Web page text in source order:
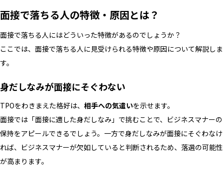
面接で落ちる人の特徴・原因とは？
面接で落ちる人にはどういった特徴があるのでしょうか？
ここでは、面接で落ちる人に見受けられる特徴や原因について解説しま
す。
身だしなみが面接にそぐわない
TPOをわきまえた格好は、 相手への気遣いを示せます。
面接では「面接に適した身だしなみ」で挑むことで、ビジネスマナーの
保持をアピールできるでしょう。一方で身だしなみが面接にそぐわなけ
れば、ビジネスマナーが欠如していると判断されるため、落選の可能性
が高まります。